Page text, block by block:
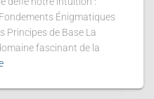
Énigmatiques
Principes de Base La
fascinant de la